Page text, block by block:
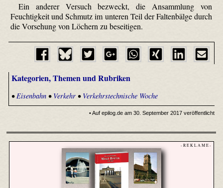
Ein anderer Versuch bezweckt, die Ansammlung von
Feuchtigkeit und Schmutz im unteren Teil der Faltenbälge durch
die Vorsehung von Löchern zu beseitigen.
Kategorien, Themen und Rubriken
•Eisenbahn• Verkehr• Verkehrstechnische Woche
• Auf epilog.de am 30. September 2017 veröffentlicht
- R E K L A M E -